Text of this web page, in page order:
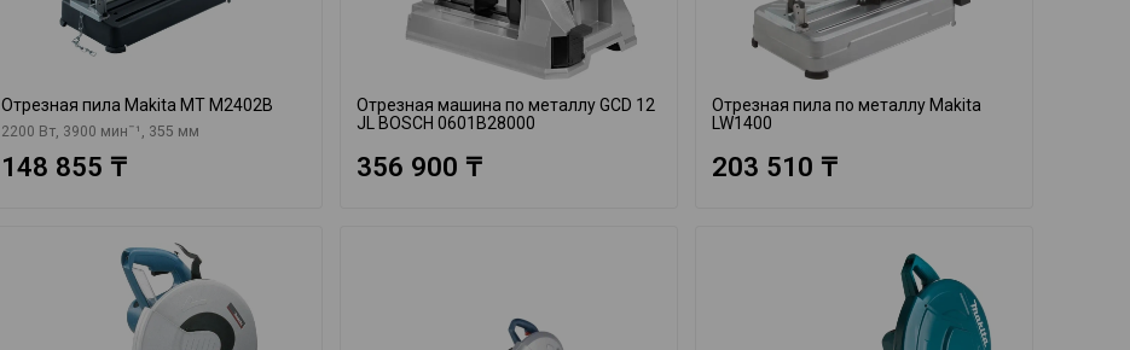
Отрезная пила Makita MT M2402B
2200 Вт, 3900 минˉ¹, 355 мм
148 855 ₸
Отрезная машина по металлу GCD 12
JL BOSCH 0601B28000
356 900 ₸
Отрезная пила по металлу Makita
LW1400
203 510 ₸